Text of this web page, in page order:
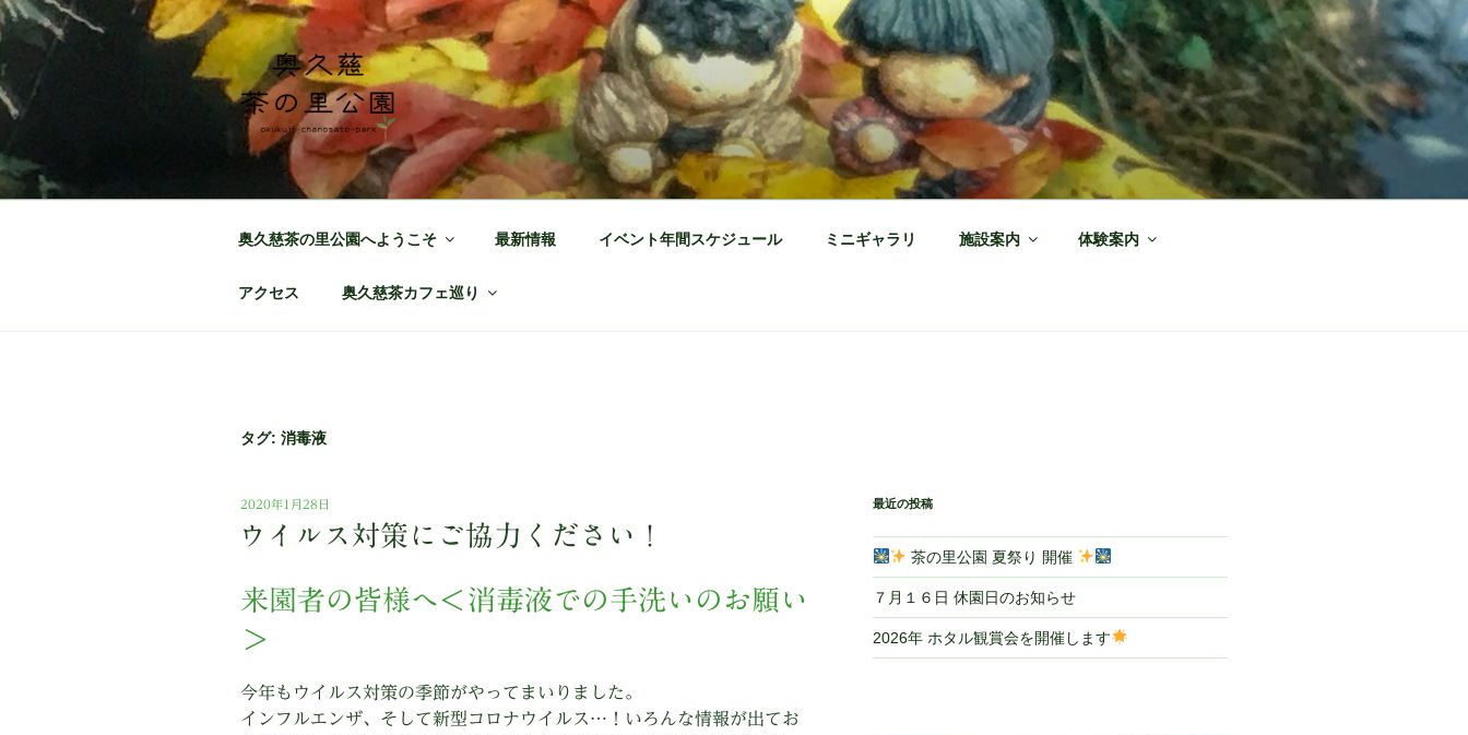
コ
ン
テ
ン
ツ
ス
キ
奥久慈茶の里公園 公式ホームページ
日本最北端の茶の産地 奥久慈茶の体験施設
奥久慈茶の里公園へようこそ 最新情報 イベント年間スケジュール ミニギャラリ 施設案内 体験案内
アクセス 奥久慈茶カフェ巡り
タグ: 消毒液
投
日:
2020年1月28日
ウイルス対策にご協力ください！
来園者の皆様へ＜消毒液での手洗いのお願い
＞
今年もウイルス対策の季節がやってまいりました。
インフルエンザ、そして新型コロナウイルス…！いろんな情報が出てお
最近の投稿
茶の里公園 夏祭り 開催
７月１６日 休園日のお知らせ
2026年 ホタル観賞会を開催します